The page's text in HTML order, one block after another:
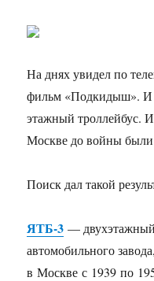
На днях увидел по
фильм «Подкидыш». И
этажный троллейбус.
Москве до войны были
Поиск дал такой
ЯТБ-3 — двухэтажный
автомобильного
в Москве с 1939 по